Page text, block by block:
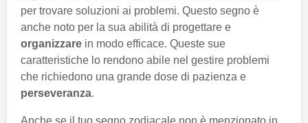
per trovare soluzioni ai problemi. Questo segno è
anche noto per la sua abilità di progettare e
organizzare in modo efficace. Queste sue
caratteristiche lo rendono abile nel gestire problemi
che richiedono una grande dose di pazienza e
perseveranza.
Anche se il tuo segno zodiacale non è menzionato in